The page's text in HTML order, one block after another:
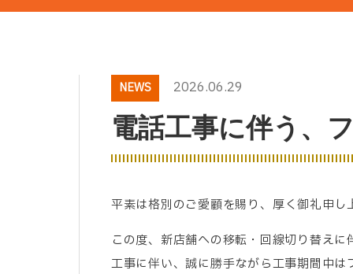
NEWS 2026.06.29
電話工事に伴う、
平素は格別のご愛顧を賜り、厚く御礼申し
この度、新店舗への移転・回線切り替え
工事に伴い、誠に勝手ながら工事期間中